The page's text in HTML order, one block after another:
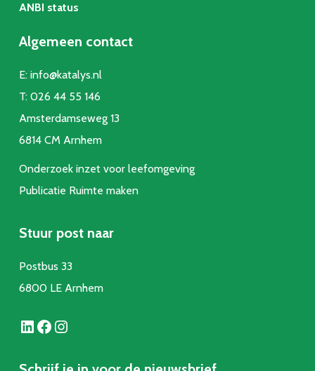
ANBI status
Algemeen contact
E: info@katalys.nl
T: 026 44 55 146
Amsterdamseweg 13
6814 CM Arnhem
Onderzoek inzet voor leefomgeving
Publicatie Ruimte maken
Stuur post naar
Postbus 33
6800 LE Arnhem
LinkedIn Facebook Instagram